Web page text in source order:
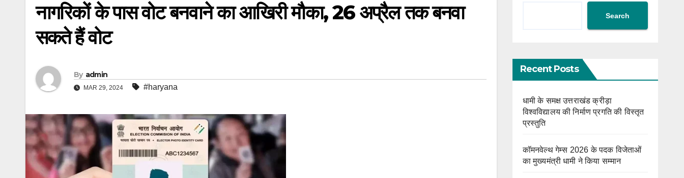
नागरिकों के पास वोट बनवाने का आखिरी मौका, 26 अप्रैल तक बनवा
सकते हैं वोट
By admin
MAR 29, 2024 #haryana
Search
Recent Posts
धामी के समक्ष उत्तराखंड क्रीड़ा
विश्वविद्यालय की निर्माण प्रगति की विस्तृत
प्रस्तुति
कॉमनवेल्थ गेम्स 2026 के पदक विजेताओं
का मुख्यमंत्री धामी ने किया सम्मान